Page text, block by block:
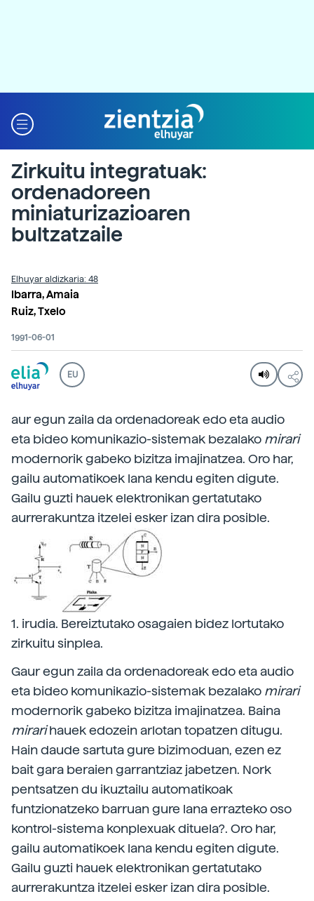
Zirkuitu integratuak:
ordenadoreen
miniaturizazioaren
bultzatzaile
Elhuyar aldizkaria: 48
Ibarra, Amaia
Ruiz, Txelo
1991-06-01
EU
aur egun zaila da ordenadoreak edo eta audio
eta bideo komunikazio-sistemak bezalako mirari
modernorik gabeko bizitza imajinatzea. Oro har,
gailu automatikoek lana kendu egiten digute.
Gailu guzti hauek elektronikan gertatutako
aurrerakuntza itzelei esker izan dira posible.
1. irudia. Bereiztutako osagaien bidez lortutako
zirkuitu sinplea.
Gaur egun zaila da ordenadoreak edo eta audio
eta bideo komunikazio-sistemak bezalako mirari
modernorik gabeko bizitza imajinatzea. Baina
mirarihauek edozein arlotan topatzen ditugu.
Hain daude sartuta gure bizimoduan, ezen ez
bait gara beraien garrantziaz jabetzen. Nork
pentsatzen du ikuztailu automatikoak
funtzionatzeko barruan gure lana errazteko oso
kontrol-sistema konplexuak dituela?. Oro har,
gailu automatikoek lana kendu egiten digute.
Gailu guzti hauek elektronikan gertatutako
aurrerakuntza itzelei esker izan dira posible.